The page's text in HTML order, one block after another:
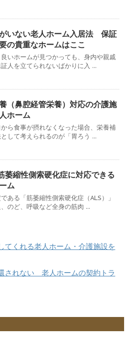
いない老人ホーム入居法 保証
の貴重なホームはここ
いホームが見つかっても、身内や親戚
人を立てられないばかりに入 ...
（鼻腔経管栄養）対応の介護施
ホーム
ら食事が摂れなくなった場合、栄養補
して考えられるのが「胃ろう ...
萎縮性側索硬化症に対応できる
ム
ある「筋萎縮性側索硬化症（ALS）」
のど、呼吸など全身の筋肉 ...
てくれる老人ホーム・介護施設を
されない 老人ホームの契約トラ